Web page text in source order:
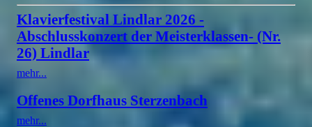
Klavierfestival Lindlar 2026 -
Abschlusskonzert der Meisterklassen- (Nr.
26) Lindlar
mehr...
Offenes Dorfhaus Sterzenbach
mehr...